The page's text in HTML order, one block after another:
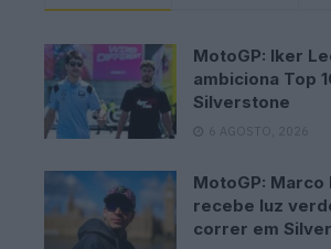
MotoGP: Iker
ambiciona Top
Silverstone
6 AGOSTO, 2026
MotoGP: Marco
recebe luz
correr em